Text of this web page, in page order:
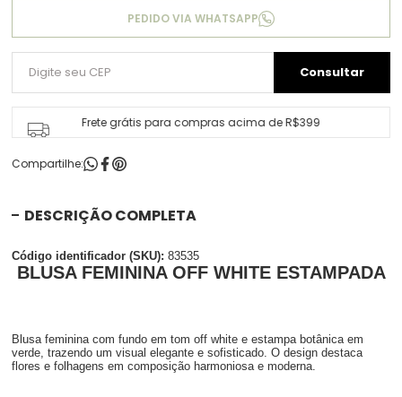
PEDIDO VIA WHATSAPP
Frete grátis para compras acima de R$399
Compartilhe:
DESCRIÇÃO COMPLETA
Código identificador (SKU): 83535
BLUSA FEMININA OFF WHITE ESTAMPADA
Blusa feminina com fundo em tom off white e estampa botânica em
verde, trazendo um visual elegante e sofisticado. O design destaca
flores e folhagens em composição harmoniosa e moderna.